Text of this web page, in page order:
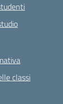
classi